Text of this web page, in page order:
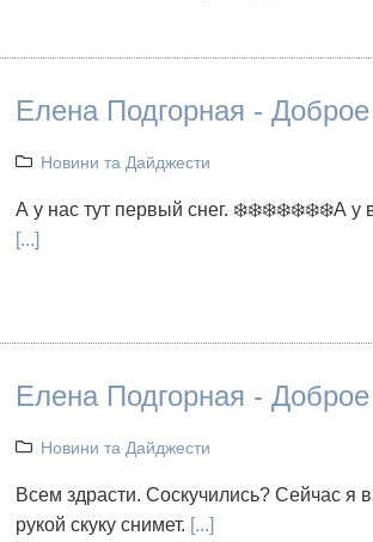
Елена Подгорная -
Новини та Дайджести
А у нас тут первый снег. ❄️❄️❄️❄️❄️❄️❄️А у
[...]
Елена Подгорная -
Новини та Дайджести
Всем здрасти. Соскучились? Сейчас я
рукой скуку снимет. [...]